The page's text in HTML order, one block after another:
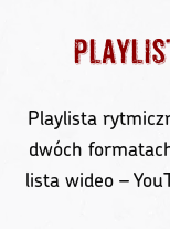
Playlista
dwóch
lista wideo –